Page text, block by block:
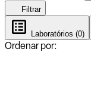
Filtrar
Laboratórios (0)
Ordenar por: